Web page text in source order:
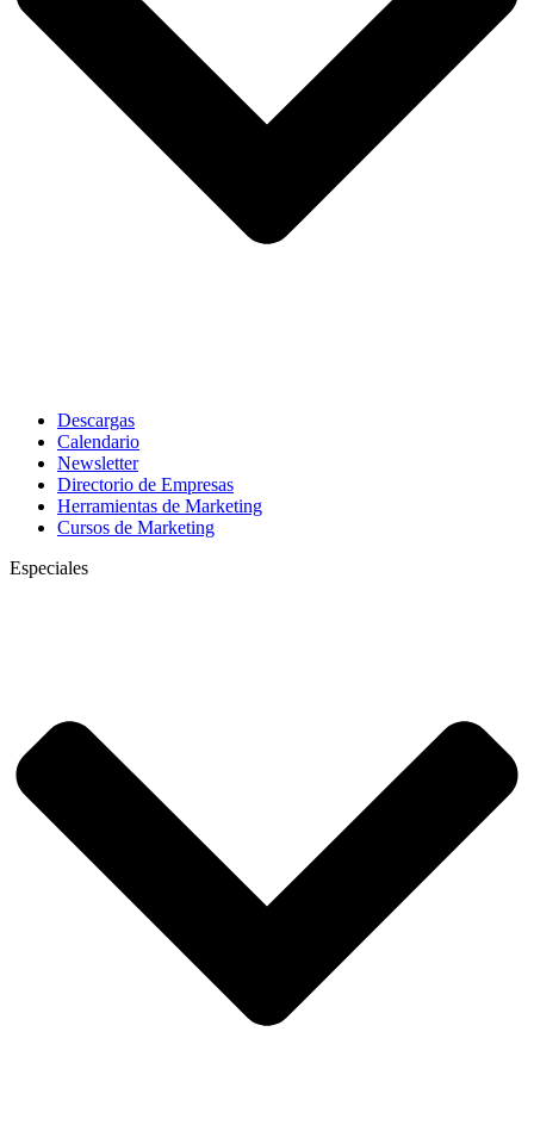
Descargas
Calendario
Newsletter
Directorio de Empresas
Herramientas de Marketing
Cursos de Marketing
Especiales